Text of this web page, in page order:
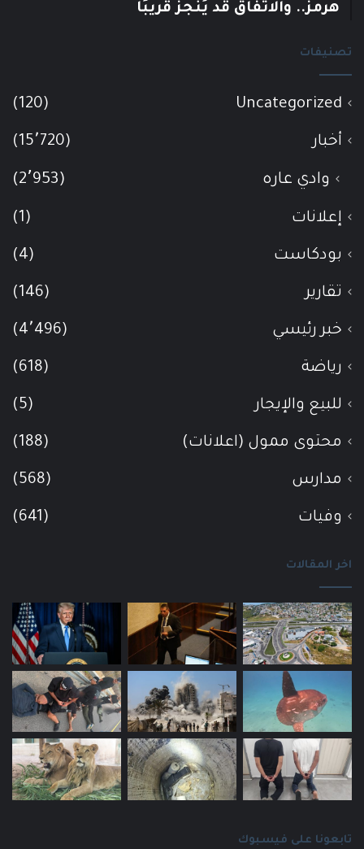
هرمز.. والاتفاق قد يُنجز قريبًا
تصنيفات
Uncategorized
(120)
أخبار (15٬720)
وادي عاره (2٬953)
إعلانات (1)
بودكاست (4)
تقارير (146)
خبر رئيسي (4٬496)
رياضة (618)
للبيع والإيجار (5)
محتوى ممول (اعلانات) (188)
مدارس (568)
وفيات (641)
اخر المقالات
تابعونا على فيسبوك